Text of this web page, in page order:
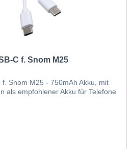
C f. Snom M25
Snom M25 - 750mAh Akku, mit
als empfohlener Akku für Telefone